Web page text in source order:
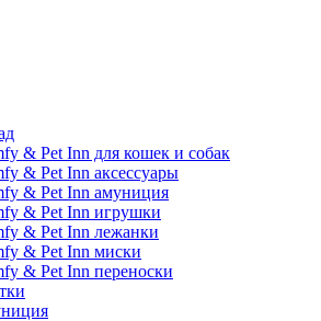
& Pet Inn для кошек и собак
& Pet Inn аксессуары
& Pet Inn амуниция
& Pet Inn игрушки
& Pet Inn лежанки
& Pet Inn миски
& Pet Inn переноски